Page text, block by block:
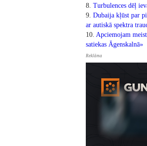
8. Turbulences dēļ
9. Dubaija kļūst par
ar autiskā spektra
10. Apciemojam
satiekas Āgenskalnā»
Reklāma